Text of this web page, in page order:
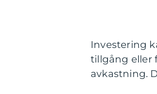
Investering
tillgång eller
avkastning.